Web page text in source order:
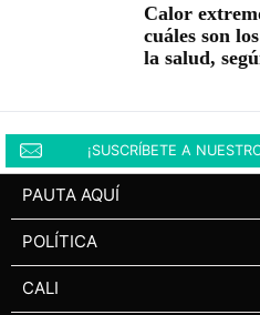
Calor
cuáles son
la salud,
¡SUSCRÍBETE A
PAUTA AQUÍ
POLÍTICA
CALI